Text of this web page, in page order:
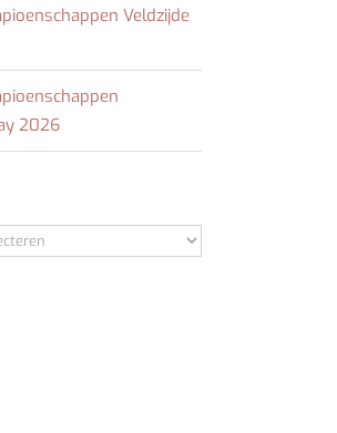
Veldzijde
2026